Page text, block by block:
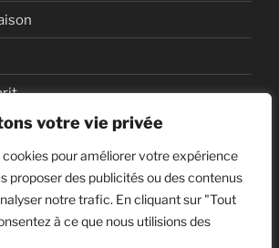
votre vie privée
cookies pour améliorer votre expérience
proposer des publicités ou des contenus
notre trafic. En cliquant sur "Tout
à ce que nous utilisions des